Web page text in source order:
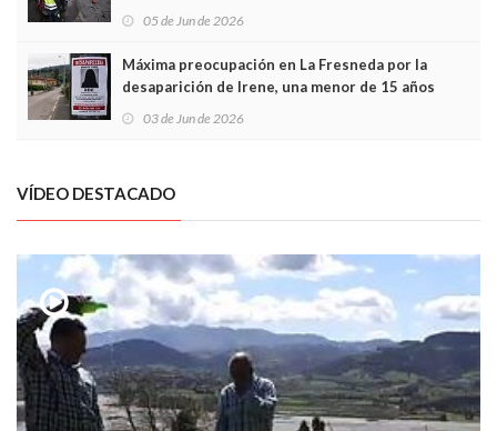
frontal
05 de Jun de 2026
Máxima preocupación en La Fresneda por la
desaparición de Irene, una menor de 15 años
03 de Jun de 2026
VÍDEO DESTACADO